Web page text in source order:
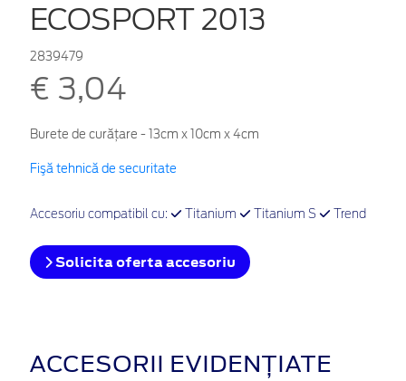
ECOSPORT 2013
2839479
€ 3,04
Burete de curățare - 13cm x 10cm x 4cm
Fişă tehnică de securitate
Accesoriu compatibil cu: Titanium Titanium S Trend
Solicita oferta accesoriu
ACCESORII EVIDENȚIATE